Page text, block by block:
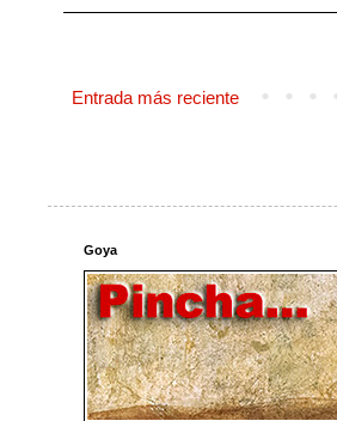
Entrada más reciente
Goya